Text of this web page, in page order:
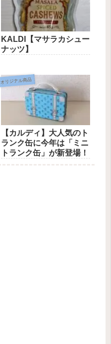
KALDI【マサラカシュー
ナッツ】
オリジナル商品
【カルディ】大人気のト
ランク缶に今年は「ミニ
トランク缶」が新登場！